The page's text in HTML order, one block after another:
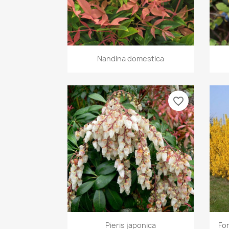
Vorschau
Nandina domestica
Vorschau
Pieris japonica
favorite_border